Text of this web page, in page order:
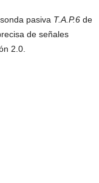
pasiva T.A.P.6 de
de señales
2.0.